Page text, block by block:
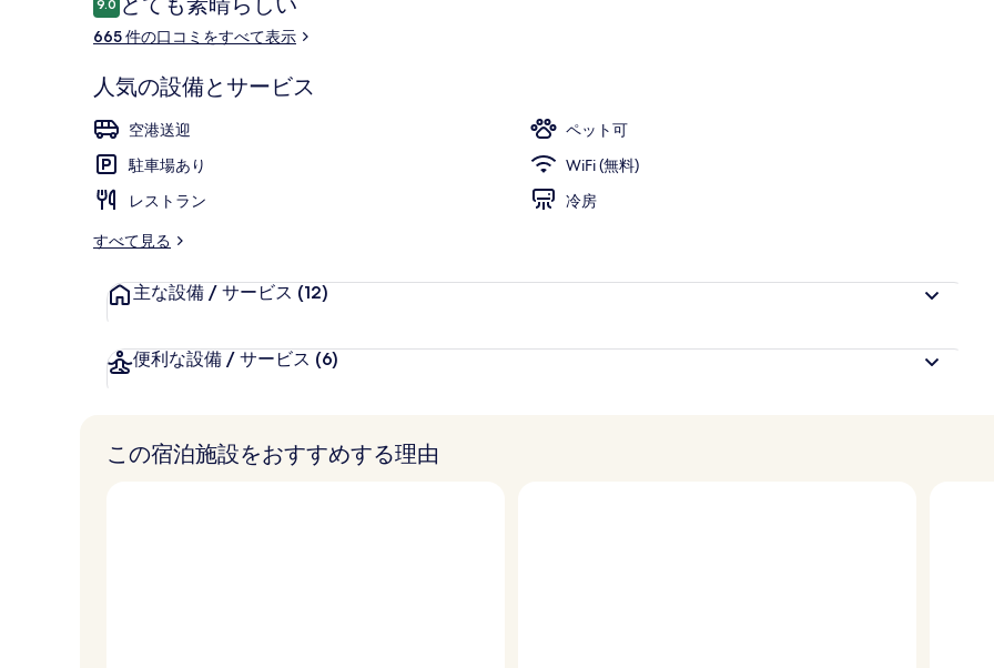
コ
ミ
9.010段階中9.0
665 件の口コミをすべて表示
人気の設備とサービス
空港送迎
ペット可
駐車場あり
WiFi (無料)
レストラン
冷房
すべて見る
主な設備 / サービス (12)
便利な設備 / サービス (6)
この宿泊施設をおすすめする理由